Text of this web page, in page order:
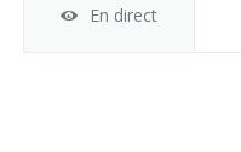
En direct